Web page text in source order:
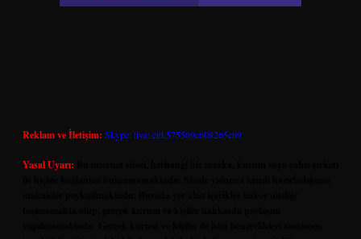
Reklam ve İletişim: Skype: live:.cid.575569c608265c69
Yasal Uyarı: